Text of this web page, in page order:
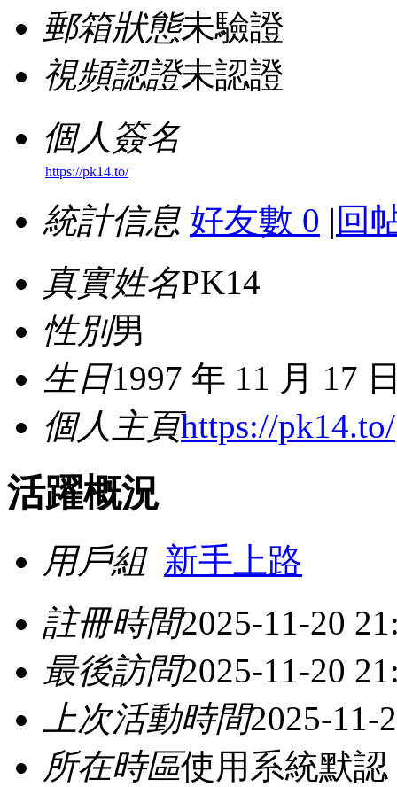
郵箱狀態未驗證
視頻認證未認證
個人簽名
https://pk14.to/
統計信息 好友數 0 | 回
真實姓名PK14
性別男
生日1997 年 11 月 17
個人主頁https://pk14.to/
活躍概況
用戶組 新手上路
註冊時間2025-11-20
最後訪問2025-11-20
上次活動時間2025-11-
所在時區使用系統默認